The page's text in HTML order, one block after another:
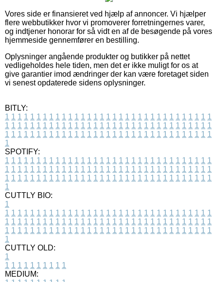
Vores side er finansieret ved hjælp af annoncer. Vi hjælper
flere webbutikker hvor vi promoverer forretningernes varer,
og indtjener honorar for så vidt en af de besøgende på vores
hjemmeside gennemfører en bestilling.
Oplysninger angående produkter og butikker på nettet
vedligeholdes hele tiden, men det er ikke muligt for os at
give garantier imod ændringer der kan være foretaget siden
vi senest opdaterede sidens oplysninger.
BITLY:
1 1 1 1 1 1 1 1 1 1 1 1 1 1 1 1 1 1 1 1 1 1 1 1 1 1 1 1 1 1 1 1 1
1 1 1 1 1 1 1 1 1 1 1 1 1 1 1 1 1 1 1 1 1 1 1 1 1 1 1 1 1 1 1 1 1
1 1 1 1 1 1 1 1 1 1 1 1 1 1 1 1 1 1 1 1 1 1 1 1 1 1 1 1 1 1 1 1 1
1
SPOTIFY:
1 1 1 1 1 1 1 1 1 1 1 1 1 1 1 1 1 1 1 1 1 1 1 1 1 1 1 1 1 1 1 1 1
1 1 1 1 1 1 1 1 1 1 1 1 1 1 1 1 1 1 1 1 1 1 1 1 1 1 1 1 1 1 1 1 1
1 1 1 1 1 1 1 1 1 1 1 1 1 1 1 1 1 1 1 1 1 1 1 1 1 1 1 1 1 1 1 1 1
1
CUTTLY BIO:
1
1 1 1 1 1 1 1 1 1 1 1 1 1 1 1 1 1 1 1 1 1 1 1 1 1 1 1 1 1 1 1 1 1
1 1 1 1 1 1 1 1 1 1 1 1 1 1 1 1 1 1 1 1 1 1 1 1 1 1 1 1 1 1 1 1 1
1 1 1 1 1 1 1 1 1 1 1 1 1 1 1 1 1 1 1 1 1 1 1 1 1 1 1 1 1 1 1 1 1
1
CUTTLY OLD:
1
1 1 1 1 1 1 1 1 1 1
MEDIUM: